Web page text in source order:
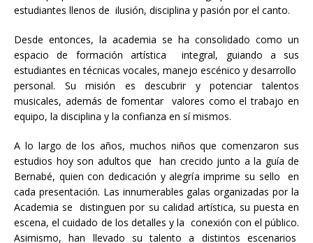
estudiantes llenos de ilusión, disciplina y pasión por el canto.
Desde entonces, la academia se ha consolidado como un
espacio de formación artística integral, guiando a sus
estudiantes en técnicas vocales, manejo escénico y desarrollo
personal. Su misión es descubrir y potenciar talentos
musicales, además de fomentar valores como el trabajo en
equipo, la disciplina y la confianza en sí mismos.
A lo largo de los años, muchos niños que comenzaron sus
estudios hoy son adultos que han crecido junto a la guía de
Bernabé, quien con dedicación y alegría imprime su sello en
cada presentación. Las innumerables galas organizadas por la
Academia se distinguen por su calidad artística, su puesta en
escena, el cuidado de los detalles y la conexión con el público.
Asimismo, han llevado su talento a distintos escenarios